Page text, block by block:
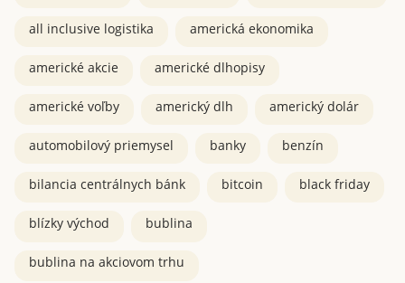
all inclusive logistika americká ekonomika
americké akcie americké dlhopisy
americké voľby americký dlh americký dolár
automobilový priemysel banky benzín
bilancia centrálnych bánk bitcoin black friday
blízky východ bublina
bublina na akciovom trhu